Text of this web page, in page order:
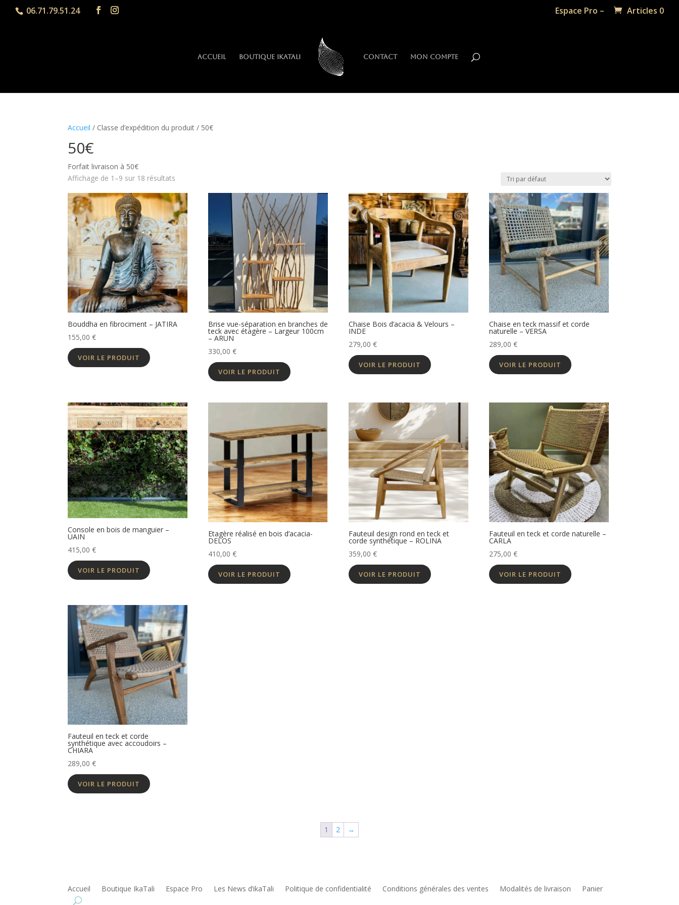
06.71.79.51.24 Espace Pro – Articles 0
Accueil Boutique IkaTali Contact Mon compte
Accueil / Classe d’expédition du produit / 50€
50€
Forfait livraison à 50€
Affichage de 1–9 sur 18 résultats
Bouddha en fibrociment – JATIRA
155,00€
VOIR LE PRODUIT
Brise vue-séparation en branches de
teck avec étagère – Largeur 100cm
– ARUN
330,00€
VOIR LE PRODUIT
Chaise Bois d’acacia & Velours –
INDE
279,00€
VOIR LE PRODUIT
Chaise en teck massif et corde
naturelle – VERSA
289,00€
VOIR LE PRODUIT
Console en bois de manguier –
UAIN
415,00€
VOIR LE PRODUIT
Etagère réalisé en bois d’acacia-
DELOS
410,00€
VOIR LE PRODUIT
Fauteuil design rond en teck et
corde synthétique – ROLINA
359,00€
VOIR LE PRODUIT
Fauteuil en teck et corde naturelle –
CARLA
275,00€
VOIR LE PRODUIT
Fauteuil en teck et corde
synthétique avec accoudoirs –
CHIARA
289,00€
VOIR LE PRODUIT
1 2 →
Accueil Boutique IkaTali Espace Pro Les News d’ikaTali Politique de confidentialité Conditions générales des ventes Modalités de livraison Panier